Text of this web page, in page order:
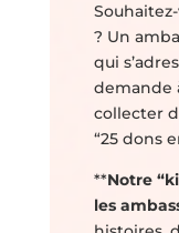
? Un
qui
demande
collecter
“25 dons
**Notre
les